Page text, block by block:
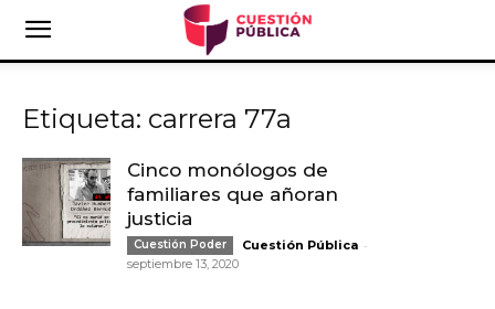
Etiqueta: carrera 77a
Cinco monólogos de
familiares que añoran
justicia
Cuestión Poder Cuestión Pública -
septiembre 13, 2020